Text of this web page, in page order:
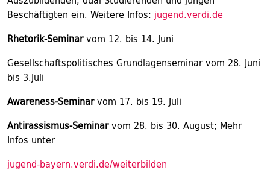
Beschäftigten ein. Weitere Infos: jugend.verdi.de
Rhetorik-Seminarvom 12. bis 14. Juni
Gesellschaftspolitisches Grundlagenseminar vom 28. Juni
bis 3.Juli
Awareness-Seminarvom 17. bis 19. Juli
Antirassismus-Seminarvom 28. bis 30. August; Mehr
Infos unter
jugend-bayern.verdi.de/weiterbilden